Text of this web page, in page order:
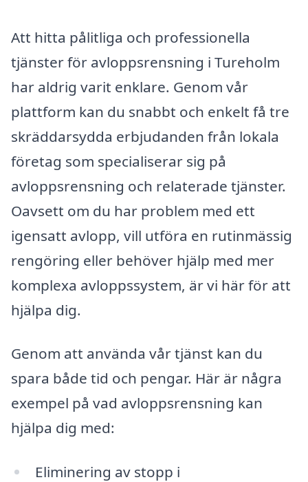
Att hitta pålitliga och professionella
tjänster för avloppsrensning i Tureholm
har aldrig varit enklare. Genom vår
plattform kan du snabbt och enkelt få tre
skräddarsydda erbjudanden från lokala
företag som specialiserar sig på
avloppsrensning och relaterade tjänster.
Oavsett om du har problem med ett
igensatt avlopp, vill utföra en rutinmässig
rengöring eller behöver hjälp med mer
komplexa avloppssystem, är vi här för att
hjälpa dig.
Genom att använda vår tjänst kan du
spara både tid och pengar. Här är några
exempel på vad avloppsrensning kan
hjälpa dig med:
Eliminering av stopp i